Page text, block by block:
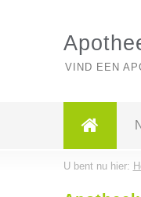
VIND EEN
U bent nu hier: